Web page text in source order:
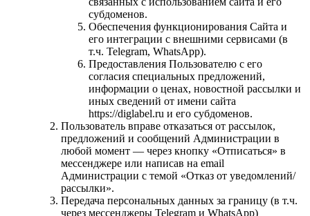
субдоменов.
Обеспечения функционирования Сайта и
его интеграции с внешними сервисами (в
т.ч. Telegram, WhatsApp).
Предоставления Пользователю с его
согласия специальных предложений,
информации о ценах, новостной рассылки и
иных сведений от имени сайта
https://diglabel.ru и его субдоменов.
Пользователь вправе отказаться от рассылок,
предложений и сообщений Администрации в
любой момент — через кнопку «Отписаться» в
мессенджере или написав на email
Администрации с темой «Отказ от уведомлений/
рассылки».
Передача персональных данных за границу (в т.ч.
через мессенджеры Telegram и WhatsApp)